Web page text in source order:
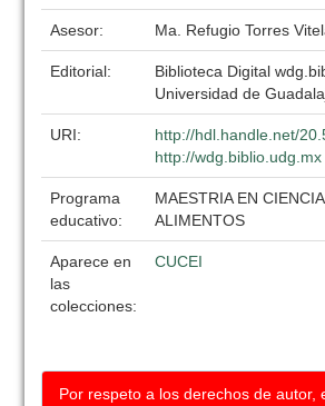
Asesor: Ma. Refugio Torres
Editorial:
Biblioteca Digital
Universidad de
URI:
http://hdl.handle.net/
http://wdg.biblio.udg.mx
Programa
educativo:
MAESTRIA EN
ALIMENTOS
Aparece en
las
colecciones:
CUCEI
Por respeto a los derechos de autor,